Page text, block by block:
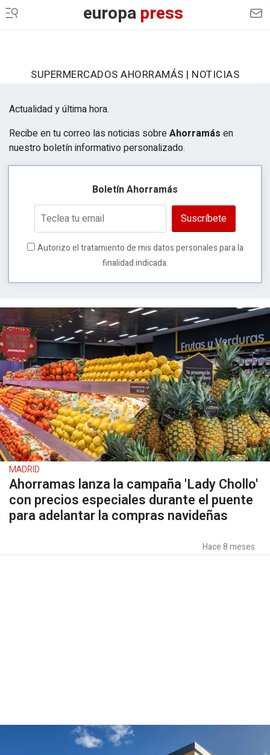
europapress
SUPERMERCADOS AHORRAMÁS | NOTICIAS
Actualidad y última hora.
Recibe en tu correo las noticias sobreAhorramás en
nuestro boletín informativo personalizado.
Boletín Ahorramás
Suscríbete
Autorizo el tratamiento de mis datos personales para la
finalidad indicada.
MADRID
Ahorramas lanza la campaña 'Lady Chollo'
con precios especiales durante el puente
para adelantar la compras navideñas
Hace 8 meses